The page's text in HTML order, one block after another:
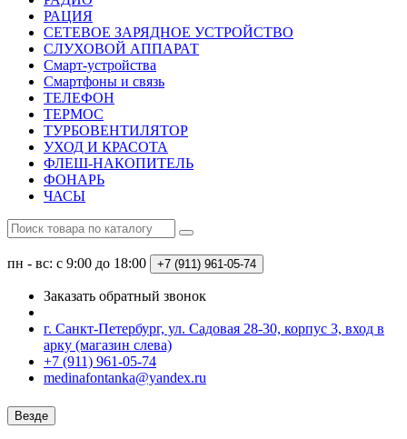
РАЦИЯ
СЕТЕВОЕ ЗАРЯДНОЕ УСТРОЙСТВО
СЛУХОВОЙ АППАРАТ
Смарт-устройства
Смартфоны и связь
ТЕЛЕФОН
ТЕРМОС
ТУРБОВЕНТИЛЯТОР
УХОД И КРАСОТА
ФЛЕШ-НАКОПИТЕЛЬ
ФОНАРЬ
ЧАСЫ
пн - вс: с 9:00 до 18:00 +7 (911) 961-05-74
Заказать обратный звонок
г. Санкт-Петербург, ул. Садовая 28-30, корпус 3, вход в
арку (магазин слева)
+7 (911) 961-05-74
medinafontanka@yandex.ru
Везде